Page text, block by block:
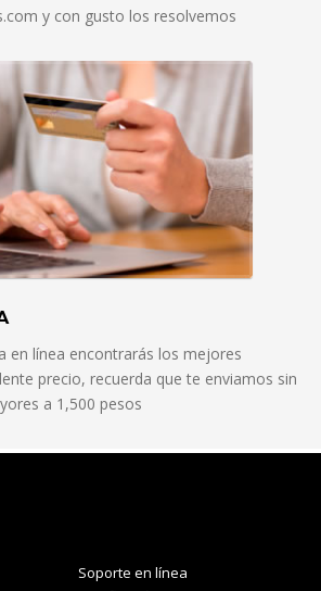
y con gusto los resolvemos
en línea encontrarás los mejores
precio, recuerda que te enviamos sin
a 1,500 pesos
Soporte en línea